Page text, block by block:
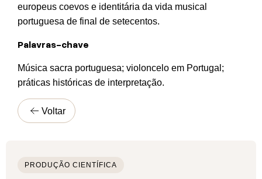
europeus coevos e identitária da vida musical
portuguesa de final de setecentos.
Palavras-chave
Música sacra portuguesa; violoncelo em Portugal;
práticas históricas de interpretação.
Voltar
PRODUÇÃO CIENTÍFICA